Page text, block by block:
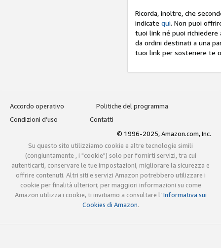
Ricorda, inoltre, che
indicate qui. Non puoi
tuoi link né puoi
da ordini destinati a una
tuoi link per sostenere te
Accordo operativo
Politiche del programma
Condizioni d’uso
Contatti
© 1996-2025, Amazon.com, Inc.
Su questo sito utilizziamo cookie e altre tecnologie simili
(congiuntamente , i "cookie") solo per fornirti servizi, tra cui
autenticarti, conservare le tue impostazioni, migliorare la sicurezza e
offrire contenuti. Altri siti e servizi Amazon potrebbero utilizzare i
cookie per finalità ulteriori; per maggiori informazioni su come
Amazon utilizza i cookie, ti invitiamo a consultare l’Informativa sui
Cookies di Amazon.